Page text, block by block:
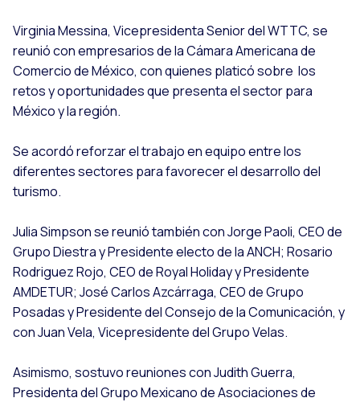
Virginia Messina, Vicepresidenta Senior del WTTC, se
reunió con empresarios de la Cámara Americana de
Comercio de México, con quienes platicó sobre los
retos y oportunidades que presenta el sector para
México y la región.
Se acordó reforzar el trabajo en equipo entre los
diferentes sectores para favorecer el desarrollo del
turismo.
Julia Simpson se reunió también con Jorge Paoli, CEO de
Grupo Diestra y Presidente electo de la ANCH; Rosario
Rodriguez Rojo, CEO de Royal Holiday y Presidente
AMDETUR; José Carlos Azcárraga, CEO de Grupo
Posadas y Presidente del Consejo de la Comunicación, y
con Juan Vela, Vicepresidente del Grupo Velas.
Asimismo, sostuvo reuniones con Judith Guerra,
Presidenta del Grupo Mexicano de Asociaciones de